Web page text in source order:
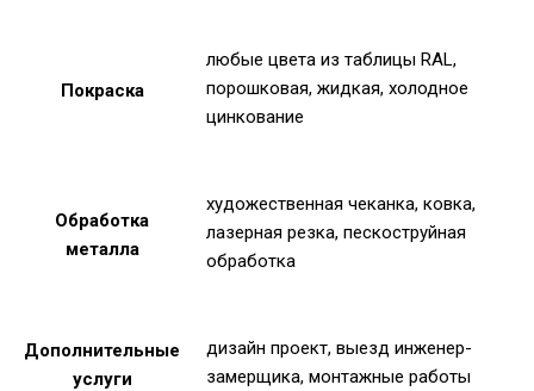
Покраска
любые цвета из таблицы RAL,
порошковая, жидкая, холодное
цинкование
Обработка
металла
художественная чеканка, ковка,
лазерная резка, пескоструйная
обработка
Дополнительные
услуги
дизайн проект, выезд инженер-
замерщика, монтажные работы